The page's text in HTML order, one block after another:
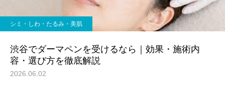
シミ・しわ・たるみ・美肌
渋谷でダーマペンを受けるなら｜効果・施術内
容・選び方を徹底解説
2026.06.02